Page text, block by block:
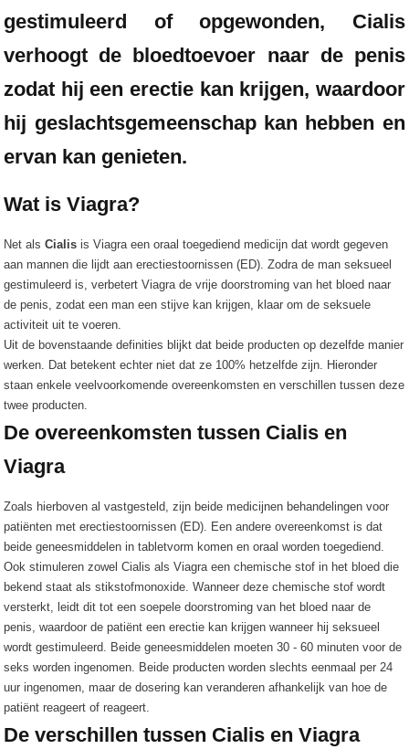
gestimuleerd of opgewonden, Cialis
verhoogt de bloedtoevoer naar de penis
zodat hij een erectie kan krijgen, waardoor
hij geslachtsgemeenschap kan hebben en
ervan kan genieten.
Wat is Viagra?
Net alsCialis is Viagra een oraal toegediend medicijn dat wordt gegeven
aan mannen die lijdt aan erectiestoornissen (ED). Zodra de man seksueel
gestimuleerd is, verbetert Viagra de vrije doorstroming van het bloed naar
de penis, zodat een man een stijve kan krijgen, klaar om de seksuele
activiteit uit te voeren.
Uit de bovenstaande definities blijkt dat beide producten op dezelfde manier
werken. Dat betekent echter niet dat ze 100% hetzelfde zijn. Hieronder
staan ​​enkele veelvoorkomende overeenkomsten en verschillen tussen deze
twee producten.
De overeenkomsten tussen Cialis en
Viagra
Zoals hierboven al vastgesteld, zijn beide medicijnen behandelingen voor
patiënten met erectiestoornissen (ED). Een andere overeenkomst is dat
beide geneesmiddelen in tabletvorm komen en oraal worden toegediend.
Ook stimuleren zowel Cialis als Viagra een chemische stof in het bloed die
bekend staat als stikstofmonoxide. Wanneer deze chemische stof wordt
versterkt, leidt dit tot een soepele doorstroming van het bloed naar de
penis, waardoor de patiënt een erectie kan krijgen wanneer hij seksueel
wordt gestimuleerd. Beide geneesmiddelen moeten 30 - 60 minuten voor de
seks worden ingenomen. Beide producten worden slechts eenmaal per 24
uur ingenomen, maar de dosering kan veranderen afhankelijk van hoe de
patiënt reageert of reageert.
De verschillen tussen Cialis en Viagra